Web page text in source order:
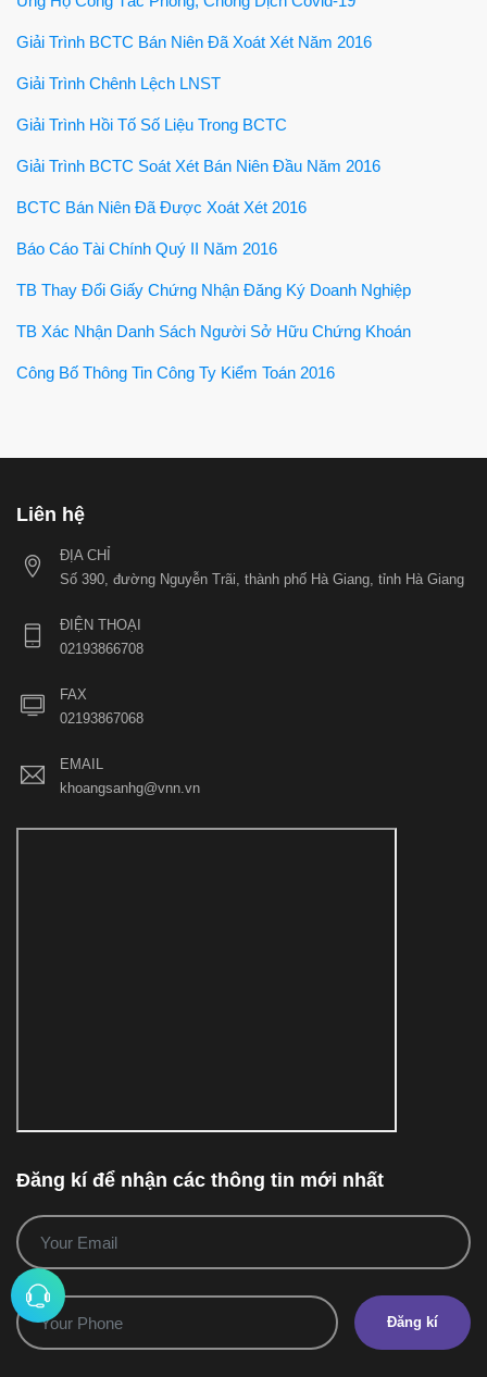
Giải Trình BCTC Bán Niên Đã Xoát Xét Năm 2016
Giải Trình Chênh Lệch LNST
Giải Trình Hồi Tố Số Liệu Trong BCTC
Giải Trình BCTC Soát Xét Bán Niên Đầu Năm 2016
BCTC Bán Niên Đã Được Xoát Xét 2016
Báo Cáo Tài Chính Quý II Năm 2016
TB Thay Đổi Giấy Chứng Nhận Đăng Ký Doanh Nghiệp
TB Xác Nhận Danh Sách Người Sở Hữu Chứng Khoán
Công Bố Thông Tin Công Ty Kiểm Toán 2016
Liên hệ
ĐỊA CHỈ
Số 390, đường Nguyễn Trãi, thành phố Hà Giang, tỉnh Hà Giang
ĐIỆN THOẠI
02193866708
FAX
02193867068
EMAIL
khoangsanhg@vnn.vn
Đăng kí để nhận các thông tin mới nhất
Đăng kí